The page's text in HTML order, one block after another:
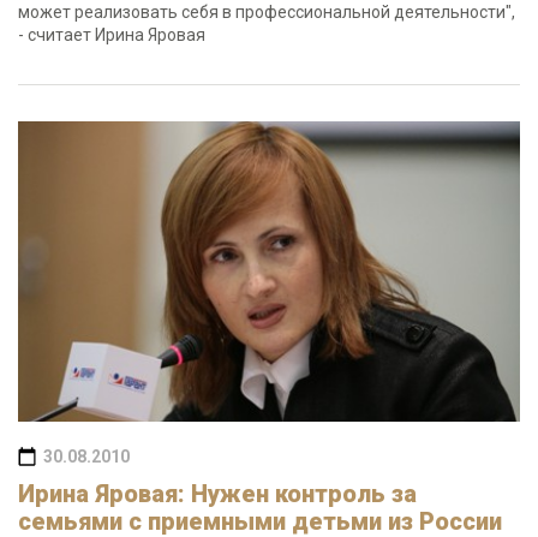
может реализовать себя в профессиональной деятельности",
- считает Ирина Яровая
30.08.2010
Ирина Яровая: Нужен контроль за
семьями с приемными детьми из России